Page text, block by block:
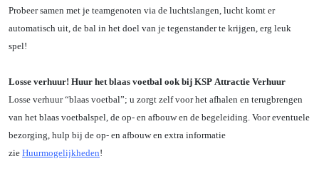
Probeer samen met je teamgenoten via de luchtslangen, lucht komt er
automatisch uit, de bal in het doel van je tegenstander te krijgen, erg leuk
spel!
Losse verhuur! Huur het blaas voetbal ook bij KSP Attractie Verhuur
Losse verhuur “blaas voetbal”; u zorgt zelf voor het afhalen en terugbrengen
van het blaas voetbalspel, de op- en afbouw en de begeleiding. Voor eventuele
bezorging, hulp bij de op- en afbouw en extra informatie
zie Huurmogelijkheden!